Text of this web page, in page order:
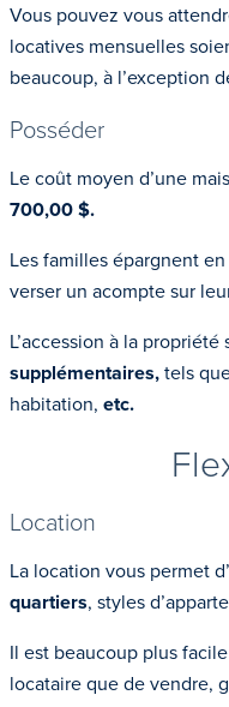
Vous pouvez vous
locatives mensuelles
beaucoup, à l’exception
Posséder
Le coût moyen d’une
700,00 $.
Les familles épargnent
verser un acompte sur
L’accession à la propriété
supplémentaires,tels
habitation, etc.
Location
La location vous permet d’
quartiers, styles
Il est beaucoup plus
locataire que de vendre,